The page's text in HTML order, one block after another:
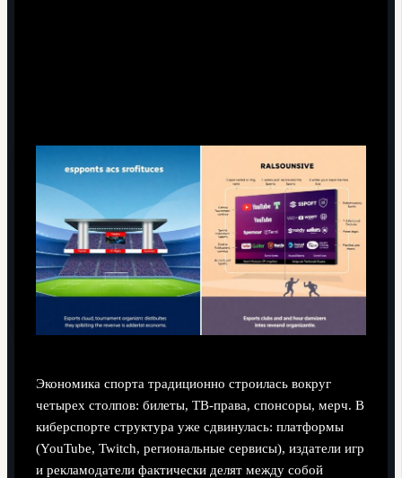
Экономика спорта традиционно строилась вокруг
четырех столпов: билеты, ТВ‑права, спонсоры, мерч. В
киберспорте структура уже сдвинулась: платформы
(YouTube, Twitch, региональные сервисы), издатели игр
и рекламодатели фактически делят между собой